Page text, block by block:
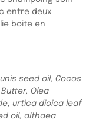
entre deux
boite en
seed oil, Cocos
Olea
urtica dioica leaf
oil, althaea